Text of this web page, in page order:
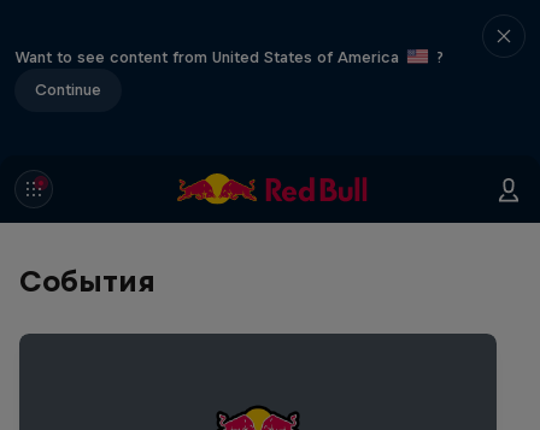
Want to see content from United States of America
?
Continue
События